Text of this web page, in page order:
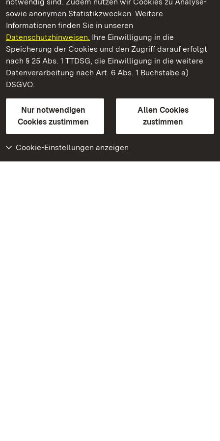
sowie anonymen Statistikzwecken. Weitere
Informationen finden Sie in unseren
Datenschutzhinweisen. Ihre Einwilligung in die
Speicherung der Cookies und den Zugriff darauf erfolgt
nach § 25 Abs. 1 TTDSG, die Einwilligung in die weitere
Datenverarbeitung nach Art. 6 Abs. 1 Buchstabe a)
DSGVO.
Nur notwendigen
Cookies zustimmen
Allen Cookies
zustimmen
Cookie-Einstellungen anzeigen
Staatliche Schlösser und Gärten Baden‑Württemberg
Staatliche Schlösser und Gärten Baden-Württemberg
Kontakt
GebärdenspracheLeichte Sprache
Erklärung zur Barrierefreiheit
BITV-konform (geprüfte Seiten)
Weiteres